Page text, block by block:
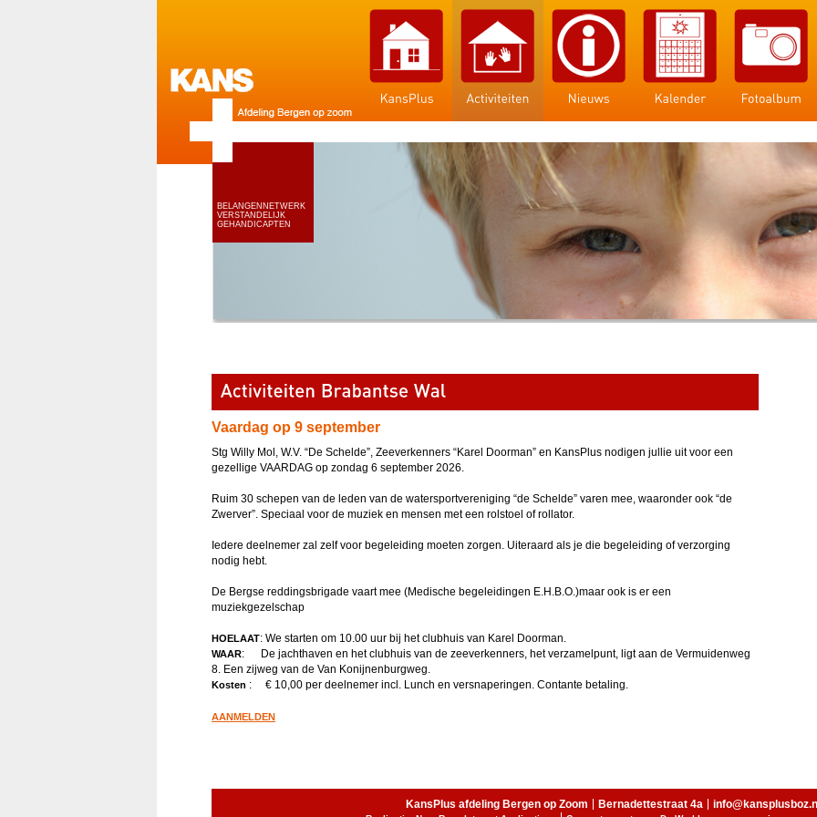
BELANGENNETWERK
VERSTANDELIJK
GEHANDICAPTEN
Vaardag op 9 september
Stg Willy Mol, W.V. “De Schelde”, Zeeverkenners “Karel Doorman” en KansPlus nodigen jullie uit voor een
gezellige VAARDAG op zondag 6 september 2026.
Ruim 30 schepen van de leden van de watersportvereniging “de Schelde” varen mee, waaronder ook “de
Zwerver”. Speciaal voor de muziek en mensen met een rolstoel of rollator.
Iedere deelnemer zal zelf voor begeleiding moeten zorgen. Uiteraard als je die begeleiding of verzorging
nodig hebt.
De Bergse reddingsbrigade vaart mee (Medische begeleidingen E.H.B.O.)maar ook is er een
muziekgezelschap
HOELAAT: We starten om 10.00 uur bij het clubhuis van Karel Doorman.
WAAR: De jachthaven en het clubhuis van de zeeverkenners, het verzamelpunt, ligt aan de Vermuidenweg
8. Een zijweg van de Van Konijnenburgweg.
Kosten : € 10,00 per deelnemer incl. Lunch en versnaperingen. Contante betaling.
AANMELDEN
KansPlus afdeling Bergen op Zoom Bernadettestraat 4a